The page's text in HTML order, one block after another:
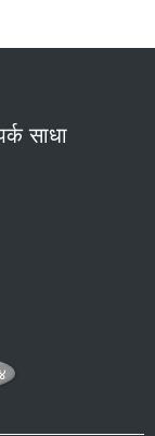
साधा